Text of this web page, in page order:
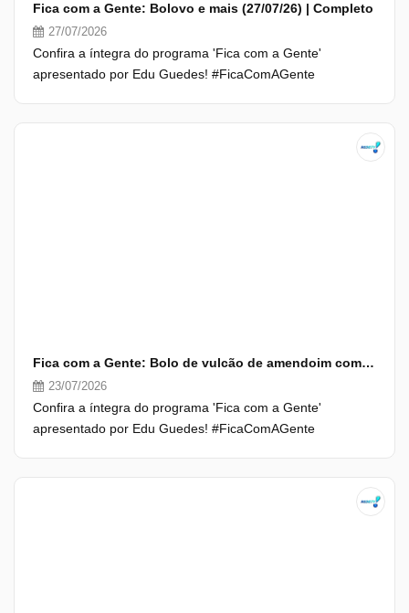
Fica com a Gente: Bolovo e mais (27/07/26) | Completo
27/07/2026
Confira a íntegra do programa 'Fica com a Gente'
apresentado por Edu Guedes! #FicaComAGente
Fica com a Gente: Bolo de vulcão de amendoim com doce de leite e mais (24/0
23/07/2026
Confira a íntegra do programa 'Fica com a Gente'
apresentado por Edu Guedes! #FicaComAGente